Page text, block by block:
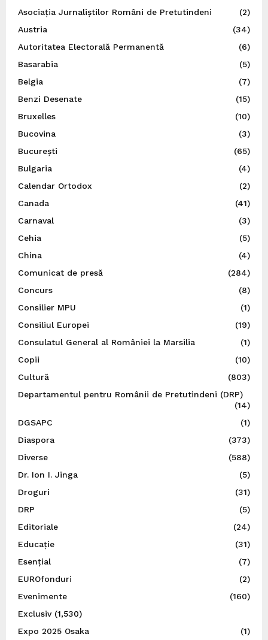
Asociația Jurnaliștilor Români de Pretutindeni
(2)
Austria
(34)
Autoritatea Electorală Permanentă
(6)
Basarabia
(5)
Belgia
(7)
Benzi Desenate
(15)
Bruxelles
(10)
Bucovina
(3)
București
(65)
Bulgaria
(4)
Calendar Ortodox
(2)
Canada
(41)
Carnaval
(3)
Cehia
(5)
China
(4)
Comunicat de presă
(284)
Concurs
(8)
Consilier MPU
(1)
Consiliul Europei
(19)
Consulatul General al României la Marsilia
(1)
Copii
(10)
Cultură
(803)
Departamentul pentru Românii de Pretutindeni (DRP)
(14)
DGSAPC
(1)
Diaspora
(373)
Diverse
(588)
Dr. Ion I. Jinga
(5)
Droguri
(31)
DRP
(5)
Editoriale
(24)
Educație
(31)
Esențial
(7)
EUROfonduri
(2)
Evenimente
(160)
Exclusiv(1,530)
Expo 2025 Osaka
(1)